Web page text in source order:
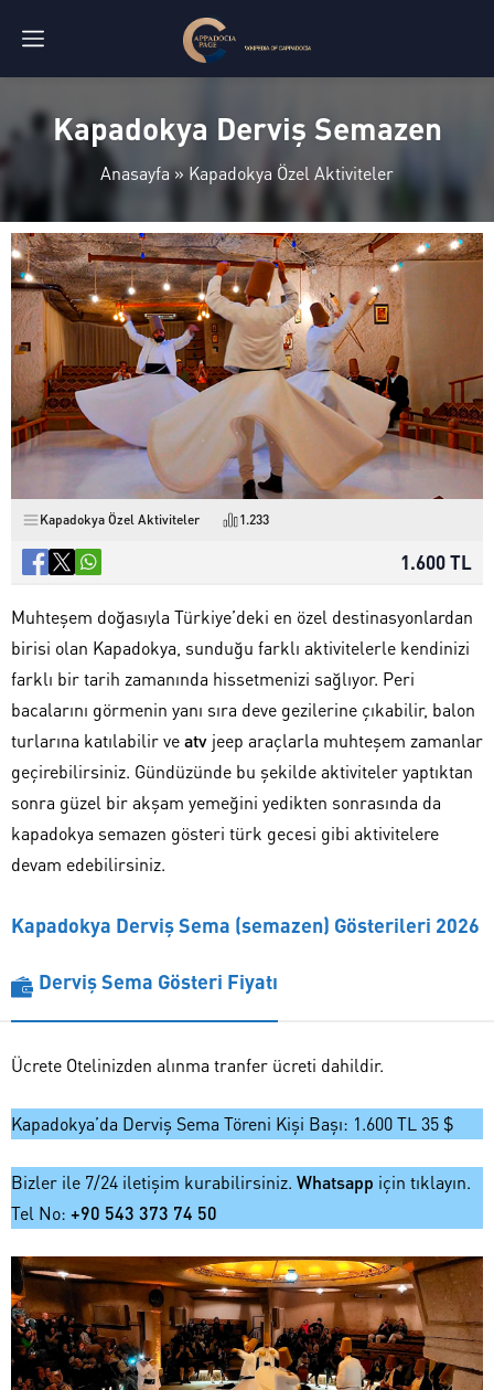
Kapadokya Derviş Semazen
Anasayfa» Kapadokya Özel Aktiviteler
Kapadokya Özel Aktiviteler 1.233
1.600 TL
Muhteşem doğasıyla Türkiye’deki en özel destinasyonlardan
birisi olan Kapadokya, sunduğu farklı aktivitelerle kendinizi
farklı bir tarih zamanında hissetmenizi sağlıyor. Peri
bacalarını görmenin yanı sıra deve gezilerine çıkabilir, balon
turlarına katılabilir veatv jeep araçlarla muhteşem zamanlar
geçirebilirsiniz. Gündüzünde bu şekilde aktiviteler yaptıktan
sonra güzel bir akşam yemeğini yedikten sonrasında da
kapadokya semazen gösteri türk gecesi gibi aktivitelere
devam edebilirsiniz.
Kapadokya Derviş Sema (semazen) Gösterileri 2026
Derviş Sema Gösteri Fiyatı
Ücrete Otelinizden alınma tranfer ücreti dahildir.
Kapadokya’da Derviş Sema Töreni Kişi Başı: 1.600 TL 35 $
Bizler ile 7/24 iletişim kurabilirsiniz. Whatsapp için tıklayın.
Tel No: +90 543 373 74 50